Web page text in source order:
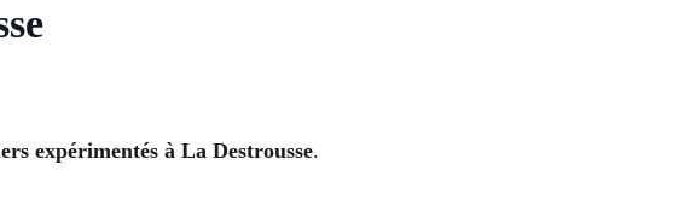
expérimentés à La Destrousse.